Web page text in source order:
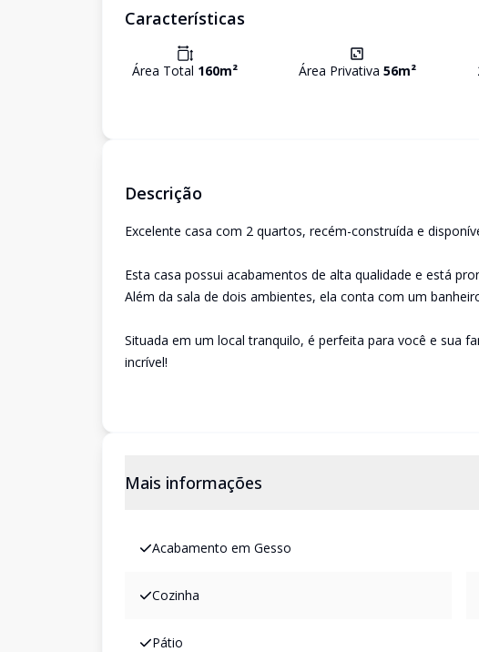
Características
Área Total 160m² Área Privativa 56m²
Descrição
Excelente casa com 2 quartos, recém-construída e
Esta casa possui acabamentos de alta qualidade e está
Além da sala de dois ambientes, ela conta com um
Situada em um local tranquilo, é perfeita para você e sua
incrível!
Mais informações
Acabamento em Gesso
Cozinha
Pátio